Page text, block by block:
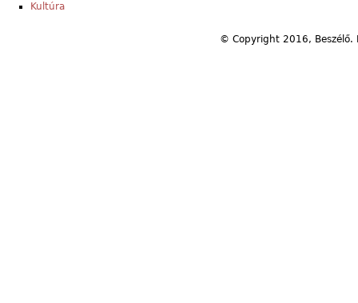
Kultúra
© Copyright 2016,